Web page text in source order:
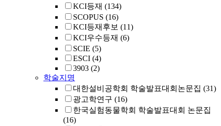
KCI등재 (134)
SCOPUS (16)
KCI등재후보 (11)
KCI우수등재 (6)
SCIE (5)
ESCI (4)
3903 (2)
학술지명
대한설비공학회 학술발표대회논문집 (31)
광고학연구 (16)
한국실험동물학회 학술발표대회 논문집
(16)